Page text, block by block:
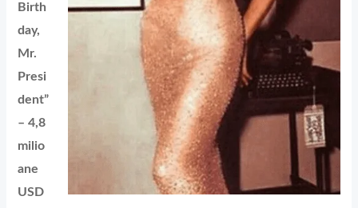
Birth
day,
Mr.
Presi
dent”
– 4,8
milio
ane
USD